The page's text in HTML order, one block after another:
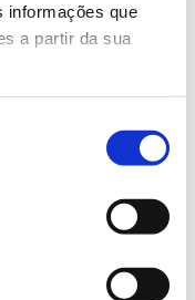
informações que
a partir da sua
em risco:
das-espigas: